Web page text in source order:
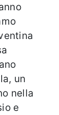
un
nella
e